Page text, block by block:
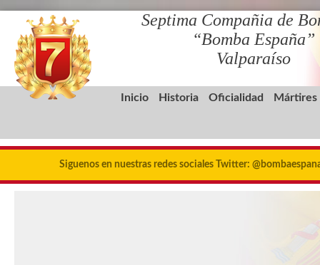
Septima Compañia de
“Bomba España”
Valparaíso
Inicio Historia Oficialidad Mártires
Siguenos en nuestras redes sociales Twitter: